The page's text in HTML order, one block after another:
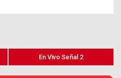
En Vivo Señal 2